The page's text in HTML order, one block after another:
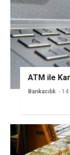
ATM ile
Bankacılık - 14